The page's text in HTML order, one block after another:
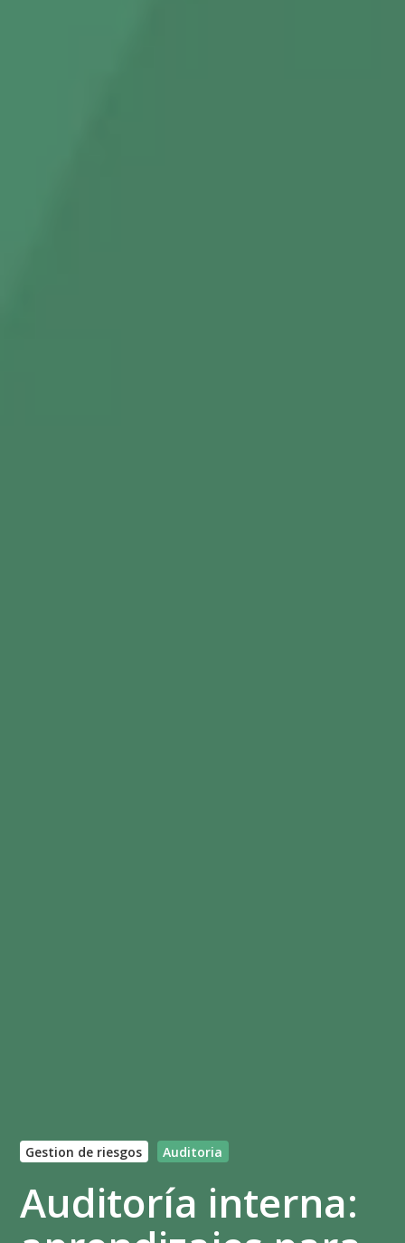
Gestion de riesgos Auditoria
Auditoría interna: